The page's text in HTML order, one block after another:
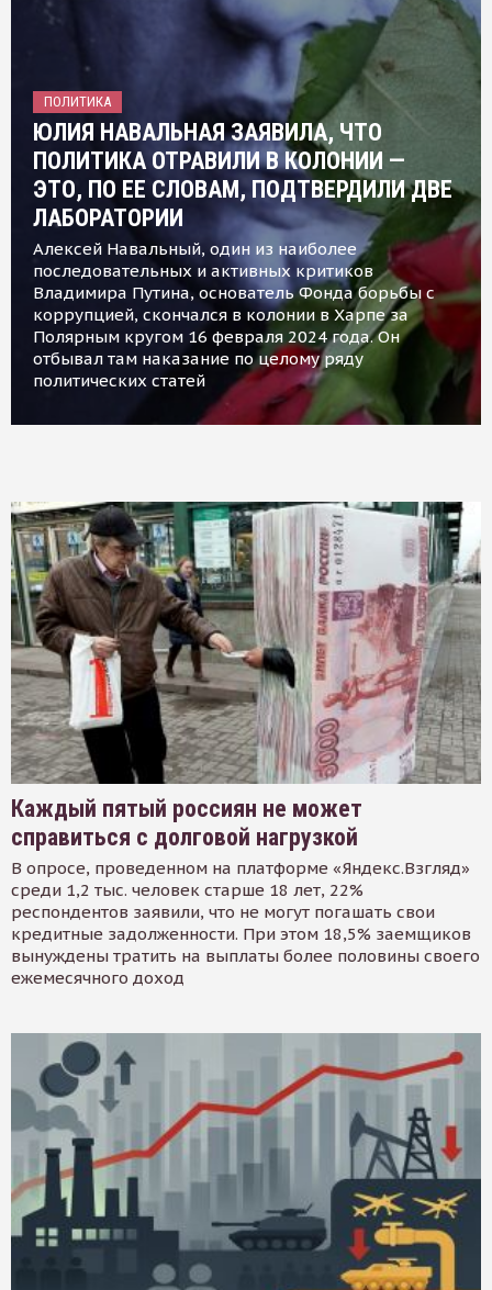
ПОЛИТИКА
ЮЛИЯ НАВАЛЬНАЯ ЗАЯВИЛА, ЧТО
ПОЛИТИКА ОТРАВИЛИ В КОЛОНИИ —
ЭТО, ПО ЕЕ СЛОВАМ, ПОДТВЕРДИЛИ ДВЕ
ЛАБОРАТОРИИ
Алексей Навальный, один из наиболее
последовательных и активных критиков
Владимира Путина, основатель Фонда борьбы с
коррупцией, скончался в колонии в Харпе за
Полярным кругом 16 февраля 2024 года. Он
отбывал там наказание по целому ряду
политических статей
Каждый пятый россиян не может
справиться с долговой нагрузкой
В опросе, проведенном на платформе «Яндекс.Взгляд»
среди 1,2 тыс. человек старше 18 лет, 22%
респондентов заявили, что не могут погашать свои
кредитные задолженности. При этом 18,5% заемщиков
вынуждены тратить на выплаты более половины своего
ежемесячного доход